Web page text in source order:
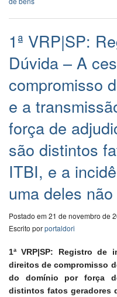
1ª VRP|SP:
Dúvida – A
compromisso
e a
força de
são distintos
ITBI, e a
uma deles
Postado em 21 de novembro de
Escrito porportaldori
1ª VRP|SP: Registro de
direitos de compromisso
do domínio por força
distintos fatos geradores